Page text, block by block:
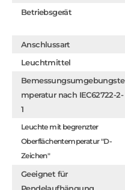
Betriebsgerät
Anschlussart
Leuchtmittel
Bemessungsumgebungste
mperatur nach IEC62722-2-
1
Leuchte mit begrenzter
Oberflächentemperatur "D-
Zeichen"
Geeignet für